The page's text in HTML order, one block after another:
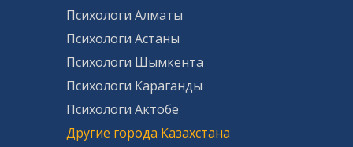
Психологи Алматы
Психологи Астаны
Психологи Шымкента
Психологи Караганды
Психологи Актобе
Другие города Казахстана